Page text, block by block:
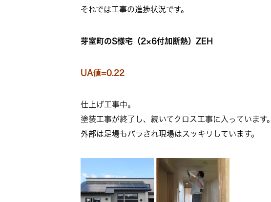
それでは工事の進捗状況です。
芽室町のS様宅（2×6付加断熱）ZEH
UA値=0.22
仕上げ工事中。
塗装工事が終了し、続いてクロス工事に入っています。
外部は足場もバラされ現場はスッキリしています。